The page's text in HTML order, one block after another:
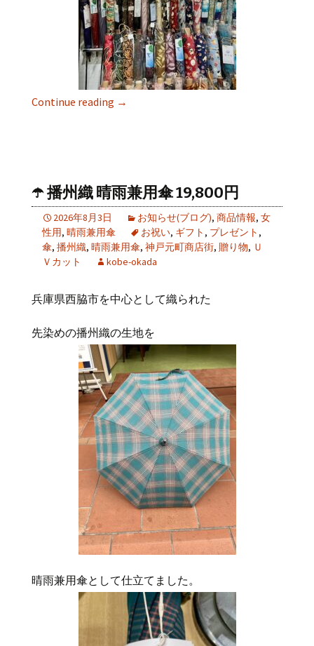
Continue reading →
☂️ 播州織 晴雨兼用傘 19,800円
2026年8月3日 お知らせ(ブログ), 商品情報, 女
性用, 晴雨兼用傘 お祝い, ギフト , プレゼント ,
傘, 播州織, 晴雨兼用傘, 神戸元町商店街, 贈り物, Ｕ
Ｖカット
kobe-okada
兵庫県西脇市を中心として織られた
先染めの播州織の生地を
晴雨兼用傘として仕立てました。